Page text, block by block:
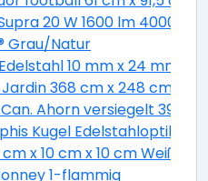
20 W 1600 lm 4000 K
Grau/Natur
10 mm x 24 mm
368 cm x 248 cm
Ahorn versiegelt 39
Kugel Edelstahloptik 2-
x 10 cm x 10 cm Weiß
1-flammig